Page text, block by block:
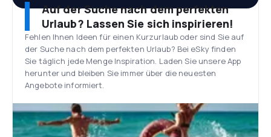
Auf der Suche nach dem perfekten
Urlaub? Lassen Sie sich inspirieren!
Fehlen Ihnen Ideen für einen Kurzurlaub oder sind Sie auf
der Suche nach dem perfekten Urlaub? Bei eSky finden
Sie täglich jede Menge Inspiration. Laden Sie unsere App
herunter und bleiben Sie immer über die neuesten
Angebote informiert.